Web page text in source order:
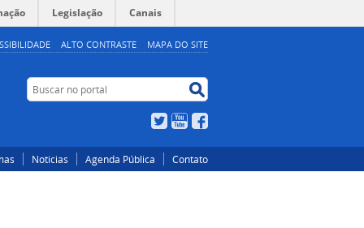
ALTO CONTRASTE MAPA DO SITE
Legislação Canais
no
Buscar
no
TwitterYouTube
Noticias Agenda Pública Contato